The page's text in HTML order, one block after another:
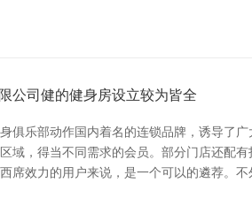
公司健的健身房设立较为皆全
俱乐部动作国内着名的连锁品牌，诱导了
域，得当不同需求的会员。部分门店还配
席效力的用户来说，是一个可以的遴荐。